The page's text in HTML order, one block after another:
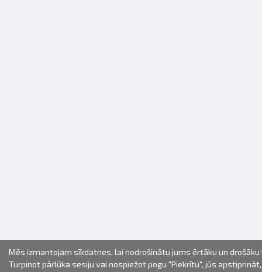
Mēs izmantojam sīkdatnes, lai nodrošinātu jums ērtāku un
Turpinot pārlūka sesiju vai nospiežot pogu "Piekrītu", jūs